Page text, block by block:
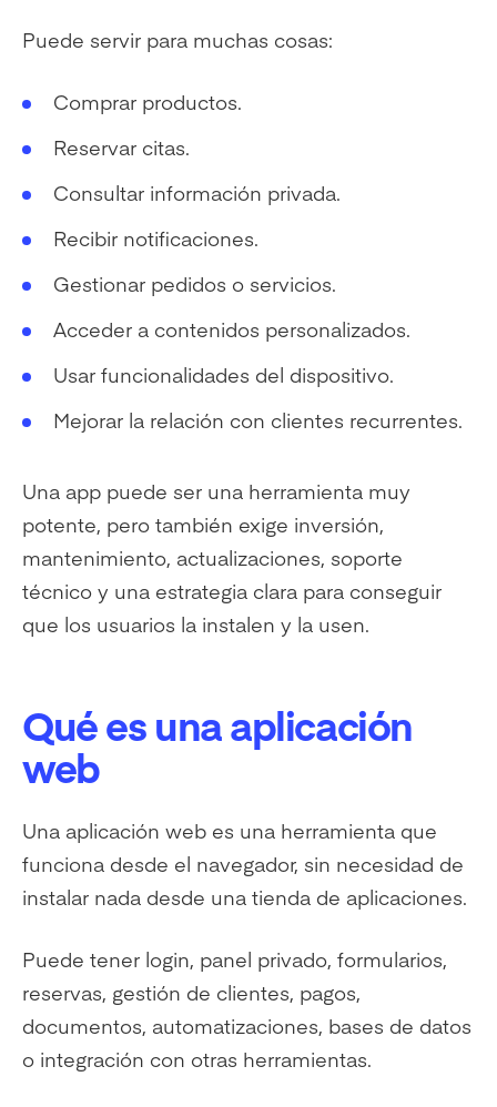
Puede servir para muchas cosas:
Comprar productos.
Reservar citas.
Consultar información privada.
Recibir notificaciones.
Gestionar pedidos o servicios.
Acceder a contenidos personalizados.
Usar funcionalidades del dispositivo.
Mejorar la relación con clientes recurrentes.
Una app puede ser una herramienta muy
potente, pero también exige inversión,
mantenimiento, actualizaciones, soporte
técnico y una estrategia clara para conseguir
que los usuarios la instalen y la usen.
Qué es una aplicación
web
Una aplicación web es una herramienta que
funciona desde el navegador, sin necesidad de
instalar nada desde una tienda de aplicaciones.
Puede tener login, panel privado, formularios,
reservas, gestión de clientes, pagos,
documentos, automatizaciones, bases de datos
o integración con otras herramientas.